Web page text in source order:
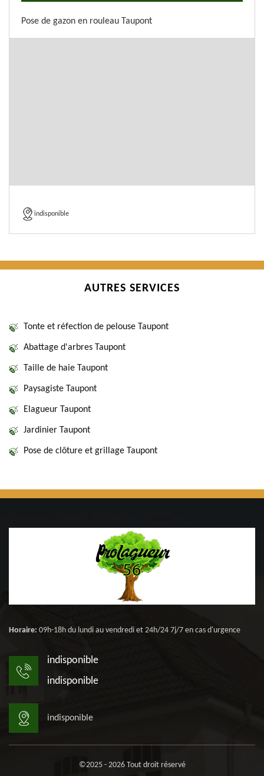
Pose de gazon en rouleau Taupont
indisponible
AUTRES SERVICES
Tonte et réfection de pelouse Taupont
Abattage d'arbres Taupont
Taille de haie Taupont
Paysagiste Taupont
Elagueur Taupont
Jardinier Taupont
Pose de clôture et grillage Taupont
Horaire: 09h-18h du lundi au vendredi et 24h/24 7j/7 en cas d'urgence
indisponible
indisponible
indisponible
©2025 - 2026 Tout droit réservé